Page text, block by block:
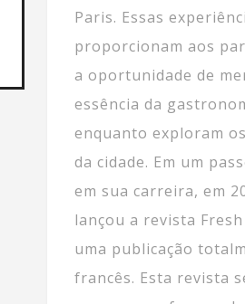
Paris. Essas
proporcionam aos
a oportunidade de
essência da
enquanto exploram
da cidade. Em um
em sua carreira, em
lançou a revista
uma publicação
francês. Esta revista